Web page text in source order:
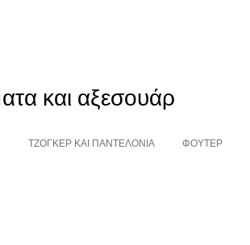
και αξεσουάρ
ΤΖΌΓΚΕΡ ΚΑΙ ΠΑΝΤΕΛΌΝΙΑ ΦΟΥΤΕΡ